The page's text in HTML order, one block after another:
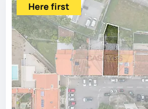
Here first